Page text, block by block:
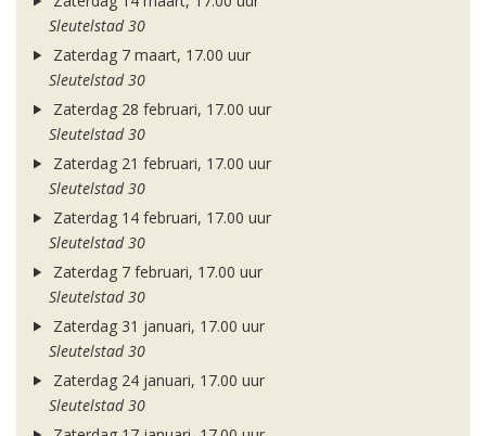
Sleutelstad 30
Zaterdag 7 maart, 17.00 uur
Sleutelstad 30
Zaterdag 28 februari, 17.00 uur
Sleutelstad 30
Zaterdag 21 februari, 17.00 uur
Sleutelstad 30
Zaterdag 14 februari, 17.00 uur
Sleutelstad 30
Zaterdag 7 februari, 17.00 uur
Sleutelstad 30
Zaterdag 31 januari, 17.00 uur
Sleutelstad 30
Zaterdag 24 januari, 17.00 uur
Sleutelstad 30